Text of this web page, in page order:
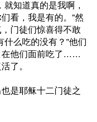
知道真的是我啊，
看，我是有的。”然
门徒们惊喜得不敢
么吃的没有？”他们
在他们面前吃了……
了。
是耶稣十二门徒之